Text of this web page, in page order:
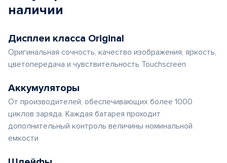
наличии
Дисплеи класса Original
Оригинальная сочность, качество изображения, яркость,
цветопередача и чувствительность Touchscreen
Аккумуляторы
От производителей, обеспечивающих более 1000
циклов заряда. Каждая батарея проходит
дополнительный контроль величины номинальной
емкости